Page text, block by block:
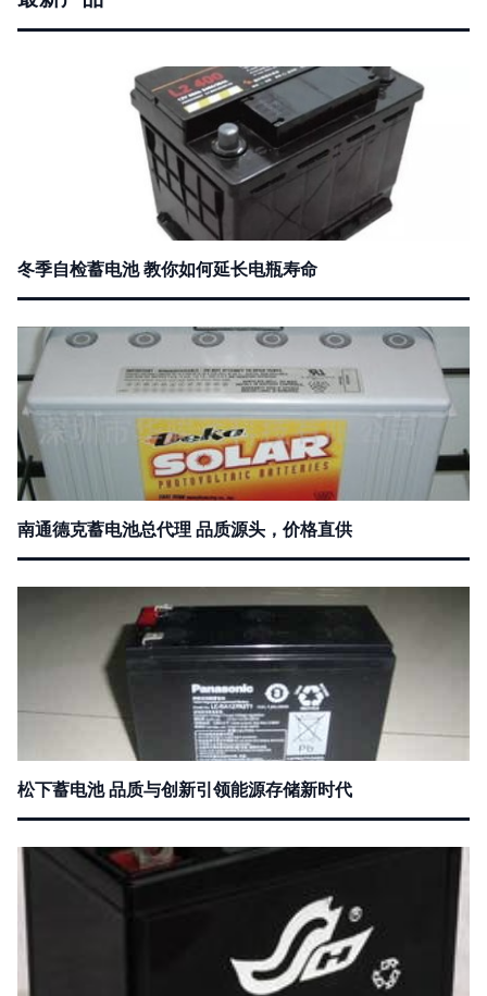
冬季自检蓄电池 教你如何延长电瓶寿命
南通德克蓄电池总代理 品质源头，价格直供
松下蓄电池 品质与创新引领能源存储新时代